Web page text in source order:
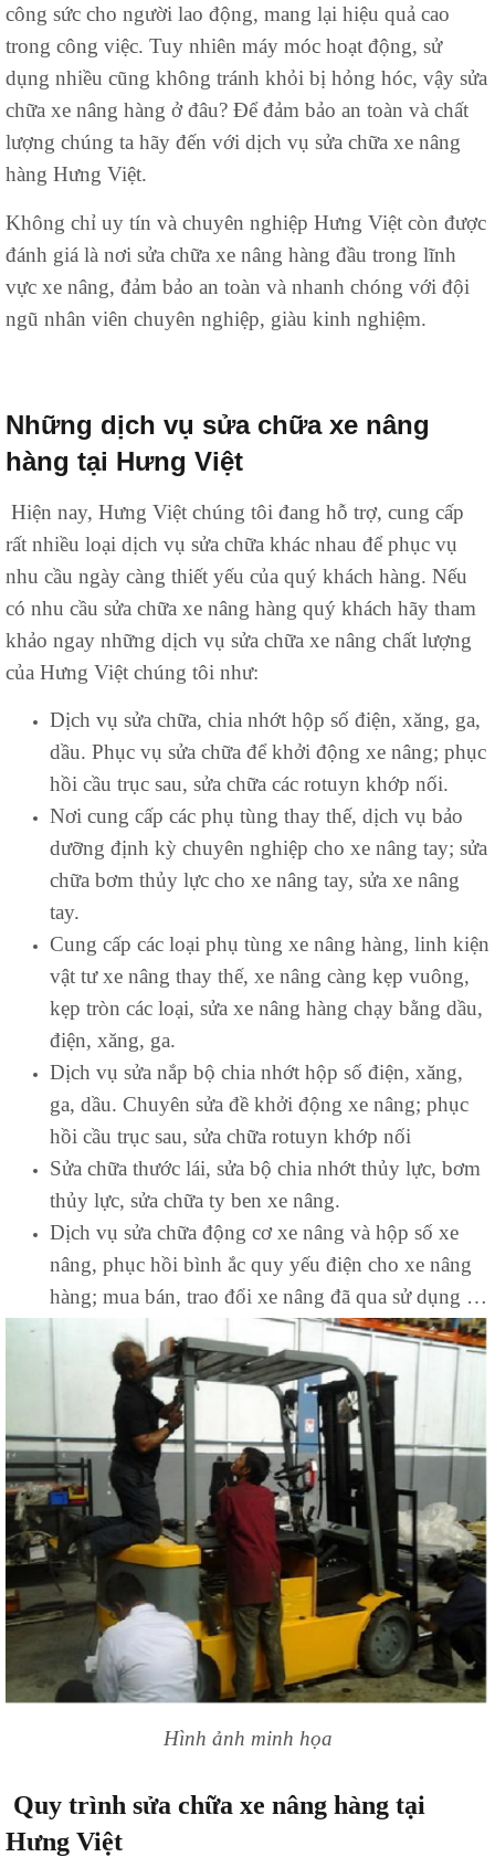
công sức cho người lao động, mang lại hiệu quả cao
trong công việc. Tuy nhiên máy móc hoạt động, sử
dụng nhiều cũng không tránh khỏi bị hỏng hóc, vậy sửa
chữa xe nâng hàng ở đâu? Để đảm bảo an toàn và chất
lượng chúng ta hãy đến với dịch vụ sửa chữa xe nâng
hàng Hưng Việt.
Không chỉ uy tín và chuyên nghiệp Hưng Việt còn được
đánh giá là nơi sửa chữa xe nâng hàng đầu trong lĩnh
vực xe nâng, đảm bảo an toàn và nhanh chóng với đội
ngũ nhân viên chuyên nghiệp, giàu kinh nghiệm.
Những dịch vụ sửa chữa xe nâng
hàng tại Hưng Việt
Hiện nay, Hưng Việt chúng tôi đang hỗ trợ, cung cấp
rất nhiều loại dịch vụ sửa chữa khác nhau để phục vụ
nhu cầu ngày càng thiết yếu của quý khách hàng. Nếu
có nhu cầu sửa chữa xe nâng hàng quý khách hãy tham
khảo ngay những dịch vụ sửa chữa xe nâng chất lượng
của Hưng Việt chúng tôi như:
Dịch vụ sửa chữa, chia nhớt hộp số điện, xăng, ga,
dầu. Phục vụ sửa chữa để khởi động xe nâng; phục
hồi cầu trục sau, sửa chữa các rotuyn khớp nối.
Nơi cung cấp các phụ tùng thay thế, dịch vụ bảo
dưỡng định kỳ chuyên nghiệp cho xe nâng tay; sửa
chữa bơm thủy lực cho xe nâng tay, sửa xe nâng
tay.
Cung cấp các loại phụ tùng xe nâng hàng, linh kiện
vật tư xe nâng thay thế, xe nâng càng kẹp vuông,
kẹp tròn các loại, sửa xe nâng hàng chạy bằng dầu,
điện, xăng, ga.
Dịch vụ sửa nắp bộ chia nhớt hộp số điện, xăng,
ga, dầu. Chuyên sửa đề khởi động xe nâng; phục
hồi cầu trục sau, sửa chữa rotuyn khớp nối
Sửa chữa thước lái, sửa bộ chia nhớt thủy lực, bơm
thủy lực, sửa chữa ty ben xe nâng.
Dịch vụ sửa chữa động cơ xe nâng và hộp số xe
nâng, phục hồi bình ắc quy yếu điện cho xe nâng
hàng; mua bán, trao đổi xe nâng đã qua sử dụng …
Hình ảnh minh họa
Quy trình sửa chữa xe nâng hàng tại
Hưng Việt